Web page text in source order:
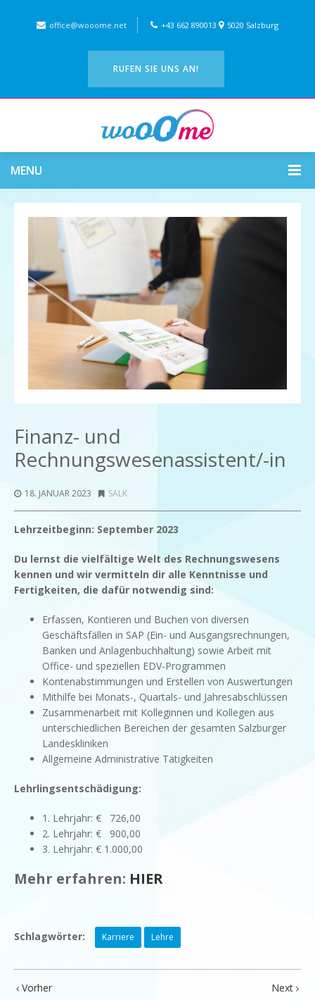
office@wooome.net +43 662 890013 5020 Salzburg
RUFEN SIE UNS AN!
MENU
Finanz- und
Rechnungswesenassistent/-in
18. JANUAR 2023 SALK
Lehrzeitbeginn: September 2023
Du lernst die vielfältige Welt des Rechnungswesens
kennen und wir vermitteln dir alle Kenntnisse und
Fertigkeiten, die dafür notwendig sind:
Erfassen, Kontieren und Buchen von diversen
Geschäftsfällen in SAP (Ein- und Ausgangsrechnungen,
Banken und Anlagenbuchhaltung) sowie Arbeit mit
Office- und speziellen EDV-Programmen
Kontenabstimmungen und Erstellen von Auswertungen
Mithilfe bei Monats-, Quartals- und Jahresabschlüssen
Zusammenarbeit mit Kolleginnen und Kollegen aus
unterschiedlichen Bereichen der gesamten Salzburger
Landeskliniken
Allgemeine Administrative Tätigkeiten
Lehrlingsentschädigung:
1. Lehrjahr: € 726,00
2. Lehrjahr: € 900,00
3. Lehrjahr: € 1.000,00
Mehr erfahren: HIER
Schlagwörter: Karriere Lehre
Vorher Next